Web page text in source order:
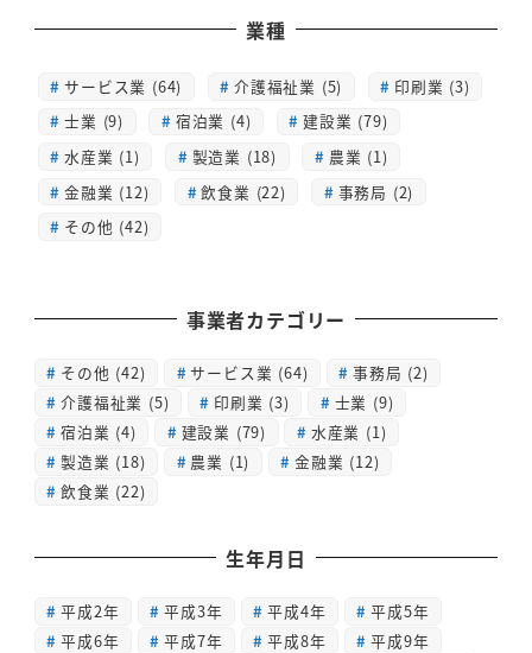
業種
サービス業 (64) 介護福祉業 (5)
印刷業 (3)
士業 (9)
宿泊業 (4)
建設業 (79)
水産業 (1)
製造業 (18)
農業 (1)
金融業 (12)
飲食業 (22)
事務局 (2)
その他 (42)
事業者カテゴリー
その他 (42) サービス業 (64) 事務局 (2)
介護福祉業 (5) 印刷業 (3) 士業 (9)
宿泊業 (4) 建設業 (79) 水産業 (1)
製造業 (18) 農業 (1) 金融業 (12)
飲食業 (22)
生年月日
平成2年 平成3年 平成4年
平成5年
平成6年
平成7年 平成8年
平成9年